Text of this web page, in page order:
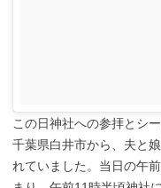
この日神社への参拝とシ
千葉県白井市から、夫と
れていました。当日の午